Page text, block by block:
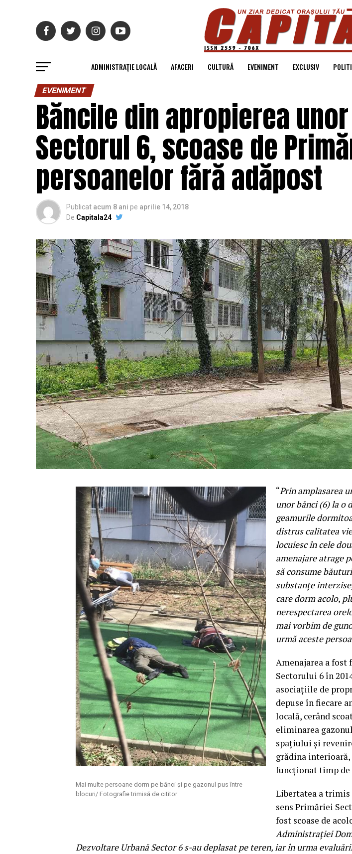
ADMINISTRAȚIE LOCALĂ AFACERI CULTURĂ EVENIMENT EXCLUSIV
EVENIMENT
Băncile din apropierea
Sectorul 6, scoase de
persoanelor fără adăpost
Publicat acum 8 ani pe aprilie 14, 2018
De Capitala24
Mai multe persoane dorm pe bănci și pe gazonul pus între
blocuri/ Fotografie trimisă de cititor
“Prin amplasarea
unor bănci (6) la o
geamurile
distrus calitatea
locuiesc în cele
amenajare atrage
să consume
substanțe
care dorm acolo,
nerespectarea
mai vorbim de
urmă aceste
Amenajarea a fost
Sectorului 6 în
asociațiile de
depuse în fiecare
locală, cerând
eliminarea
spațiului și
grădina
funcționat timp de
Libertatea a
sens Primăriei
fost scoase de
Administrației
Dezvoltare Urbană Sector 6 s-au deplasat pe teren, iar în urma